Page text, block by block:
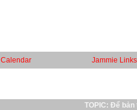
Calendar Jammie Links
TOPIC: Để bản